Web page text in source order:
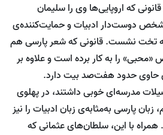
که اروپایی‌ها وی را سلیمان
دوست‌دار ادبیات و حمایت‌کننده‌ی
به تخت نشست. قانونی که شعر پارسی هم
را به کار برده است و علاوه بر
حاوی حدود هفت‌صد بیت دارد.
مدرسه‌ای خوبی داشتند، در پهلوی
زبان پارسی به‌مثابه‌ی زبان ادبیات را نیز
با این، سلطان‌های عثمانی که